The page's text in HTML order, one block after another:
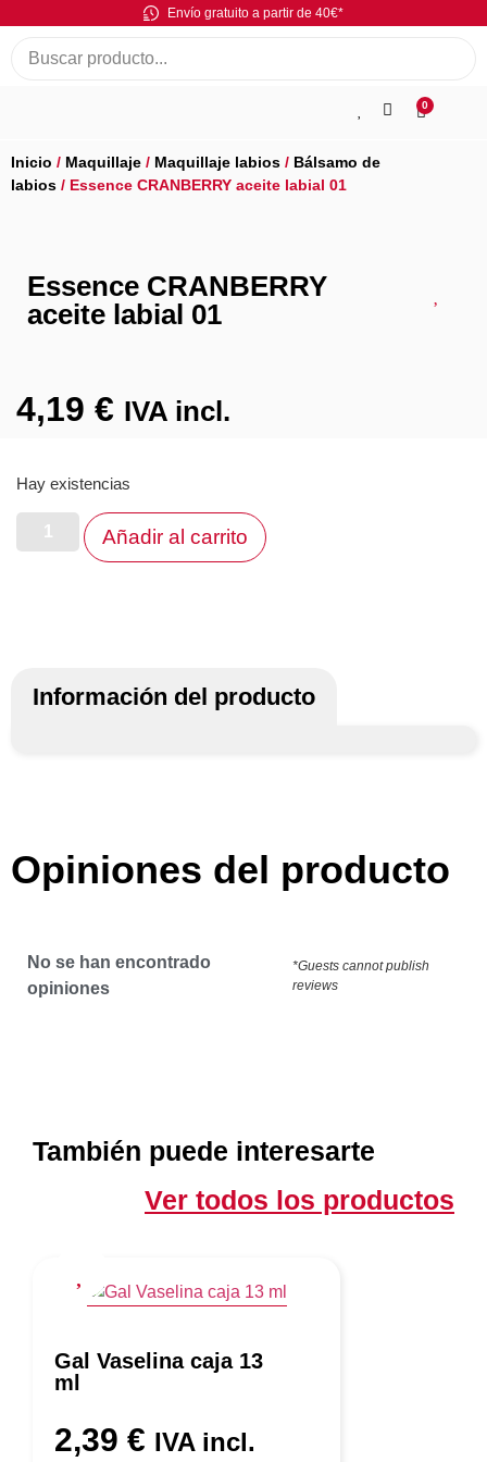
Envío gratuito a partir de 40€*
0
Inicio / Maquillaje / Maquillaje labios / Bálsamo de
labios / Essence CRANBERRY aceite labial 01
Essence CRANBERRY
aceite labial 01
4,19 € IVA incl.
Hay existencias
Añadir al carrito
Información del producto
Opiniones del producto
No se han encontrado
opiniones
*Guests cannot publish
reviews
También puede interesarte
Ver todos los productos
Gal Vaselina caja 13
ml
2,39 € IVA incl.